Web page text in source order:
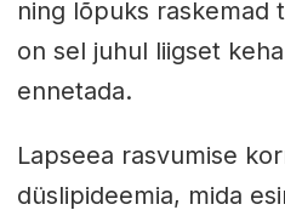
ning lõpuks raskemad
on sel juhul liigset
ennetada.
Lapseea rasvumise
düslipideemia, mida